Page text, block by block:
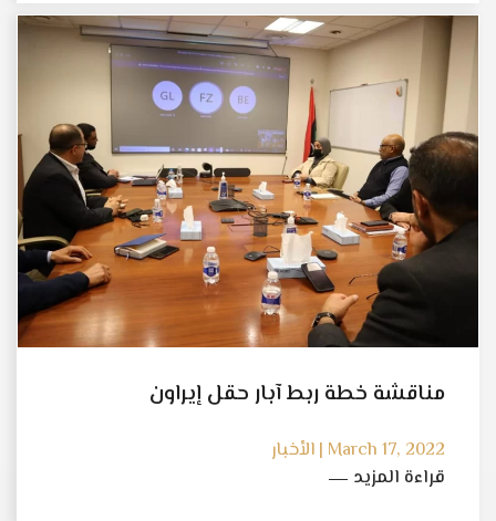
مناقشة خطة ربط آبار حقل إيراون
March 17, 2022 | الأخبار
قراءة المزيد